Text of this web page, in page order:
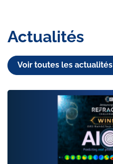
Actualités
Voir toutes les actualités